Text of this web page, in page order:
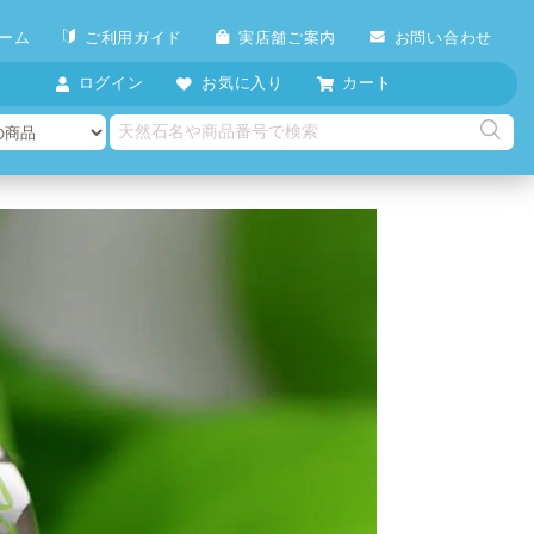
ム ご利用ガイド 実店舗ご案内 お問い合わせ
ログイン お気に入り カート